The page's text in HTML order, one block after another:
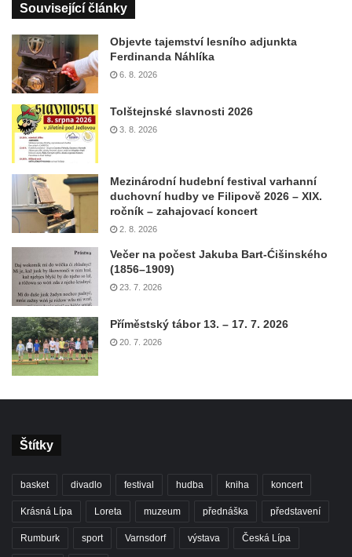
Související články
Objevte tajemství lesního adjunkta
Ferdinanda Náhlíka
6. 8. 2026
Tolštejnské slavnosti 2026
3. 8. 2026
Mezinárodní hudební festival varhanní
duchovní hudby ve Filipově 2026 – XIX.
ročník – zahajovací koncert
2. 8. 2026
Večer na počest Jakuba Bart-Ćišinského
(1856–1909)
23. 7. 2026
Příměstský tábor 13. – 17. 7. 2026
20. 7. 2026
Štítky
basket divadlo festival hudba kniha koncert
Krásná Lípa Loreta muzeum přednáška představení
Rumburk sport Varnsdorf výstava Česká Lípa